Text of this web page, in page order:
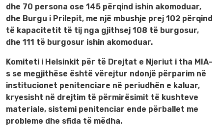
dhe 70 persona ose 145 përqind ishin akomoduar,
dhe Burgu i Prilepit, me një mbushje prej 102 përqind
të kapacitetit të tij nga gjithsej 108 të burgosur,
dhe 111 të burgosur ishin akomoduar.
Komiteti i Helsinkit për të Drejtat e Njeriut i tha MIA-
s se megjithëse është vërejtur ndonjë përparim në
institucionet penitenciare në periudhën e kaluar,
kryesisht në drejtim të përmirësimit të kushteve
materiale, sistemi penitenciar ende përballet me
probleme dhe sfida të mëdha.